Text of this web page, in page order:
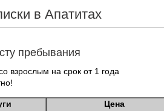
в Апатитах
пребывания
взрослым на срок от 1 года
Цена